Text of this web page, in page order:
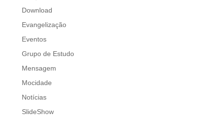
Download
Evangelização
Eventos
Grupo de Estudo
Mensagem
Mocidade
Notícias
SlideShow